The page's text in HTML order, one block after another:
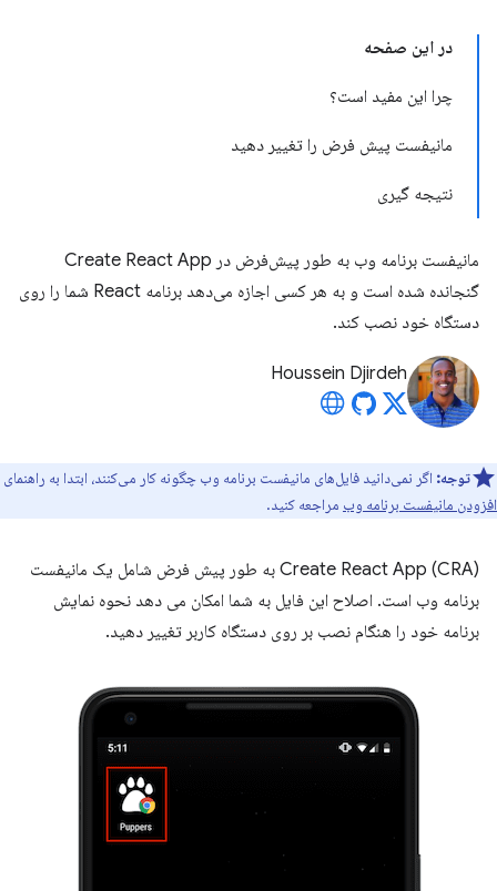
در این صفحه
چرا این مفید است؟
مانیفست پیش فرض را تغییر دهید
نتیجه گیری
مانیفست برنامه وب به طور پیش‌فرض در Create React App
گنجانده شده است و به هر کسی اجازه می‌دهد برنامه React شما را روی
دستگاه خود نصب کند.
Houssein Djirdeh
توجه: اگر نمی‌دانید فایل‌های مانیفست برنامه وب چگونه کار می‌کنند، ابتدا به راهنمای
افزودن مانیفست برنامه وب مراجعه کنید.
Create React App (CRA) به طور پیش فرض شامل یک مانیفست
برنامه وب است. اصلاح این فایل به شما امکان می دهد نحوه نمایش
برنامه خود را هنگام نصب بر روی دستگاه کاربر تغییر دهید.